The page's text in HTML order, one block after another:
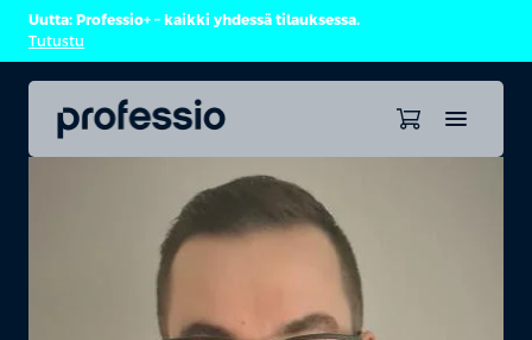
Uutta: Professio+ – kaikki yhdessä tilauksessa.
Tutustu